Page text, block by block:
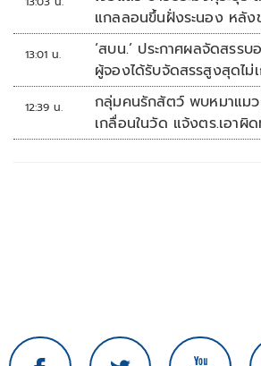
แกลลอนขึ้นฝั่งระนอง หลั
หลายวัน
13:01 น.
‘สบน.’ ประกาศผลจัดสร
ผู้จองได้รับจัดสรรสูงสุดไม่
12:39 น.
กลุ่มคนรักสัตว์ พบหมาแมว
เกลื่อนในวัด แจ้งตร.เอาผิ